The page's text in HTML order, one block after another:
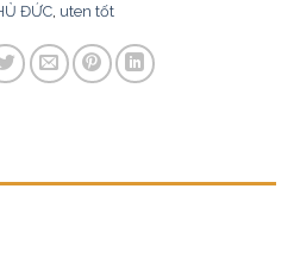
ĐỨC uten tốt